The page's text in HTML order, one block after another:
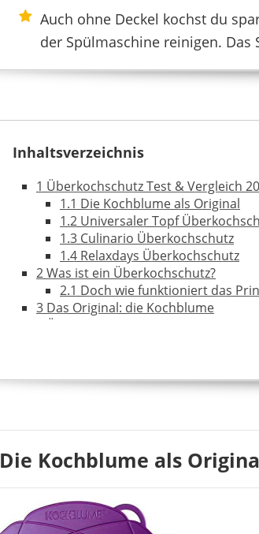
PETGLIMMER
10,99 € *
Auch ohne Deckel kochst du
der Spülmaschine reinigen.
Inhaltsverzeichnis
1 Überkochschutz Test & Vergleich
1.1 Die Kochblume als Original
1.2 Universaler Topf
1.3 Culinario Überkochschutz
1.4 Relaxdays Überkochschutz
2Was ist ein Überkochschutz?
2.1 Doch wie funktioniert das
3 Das Original: die Kochblume
Überkochschutz Metall – mit
Kann ich den Überkochschutz als
7Die wichtigsten Hersteller –
Die Kochblume als